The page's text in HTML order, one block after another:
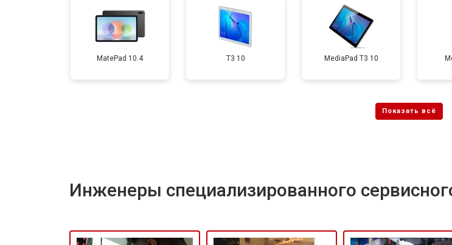
MatePad 10.4 T3 10 MediaPad T3 10
Инженеры специализированного